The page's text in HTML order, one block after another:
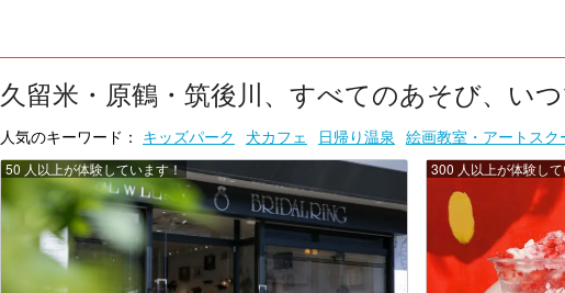
久留米・原鶴・筑後川、すべてのあそび、い
人気のキーワード： キッズパーク 犬カフェ 日帰り温泉 絵画教室・アートスク
50 人以上が体験しています！ 300 人以上が体験して